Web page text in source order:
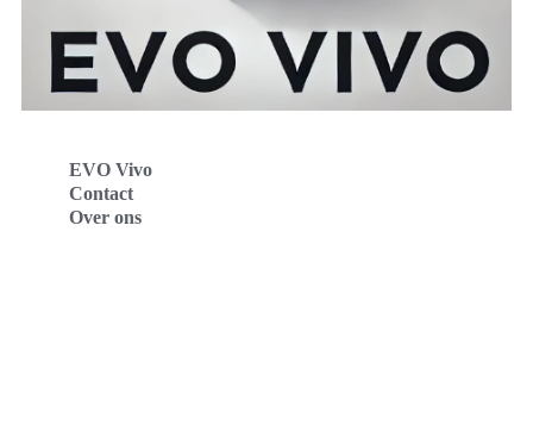
EVO Vivo
Contact
Over ons